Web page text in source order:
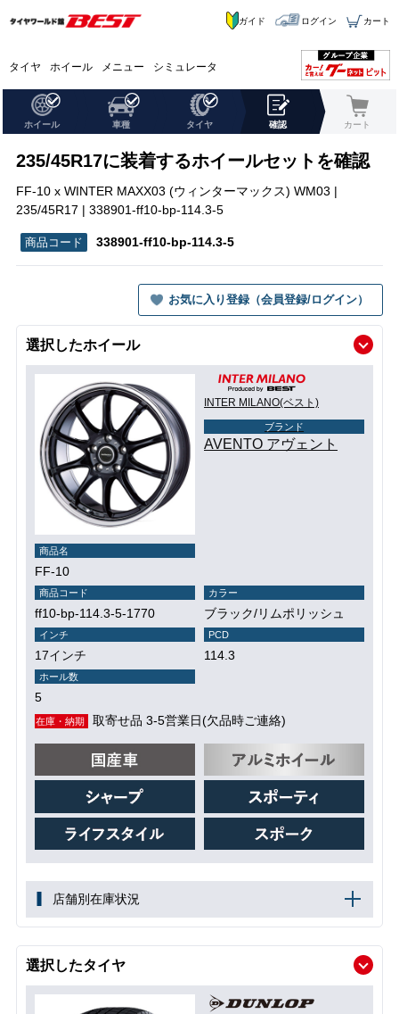
タイヤ ホイール メニュー シミュレータ
ガイド ログイン カート
ホイール 車種 タイヤ 確認 カート
235/45R17に装着するホイールセットを確認
FF-10 x WINTER MAXX03 (ウィンターマックス) WM03 |
235/45R17 | 338901-ff10-bp-114.3-5
338901-ff10-bp-114.3-5
お気に入り登録（会員登録/ログイン）
選択したホイール
INTER MILANO(ベスト)
ブランド
AVENTO アヴェント
商品名
FF-10
商品コード
ff10-bp-114.3-5-1770
カラー
ブラック/リムポリッシュ
インチ
17インチ
PCD
114.3
ホール数
5
在庫・納期 取寄せ品 3-5営業日(欠品時ご連絡)
店舗別在庫状況
選択したタイヤ